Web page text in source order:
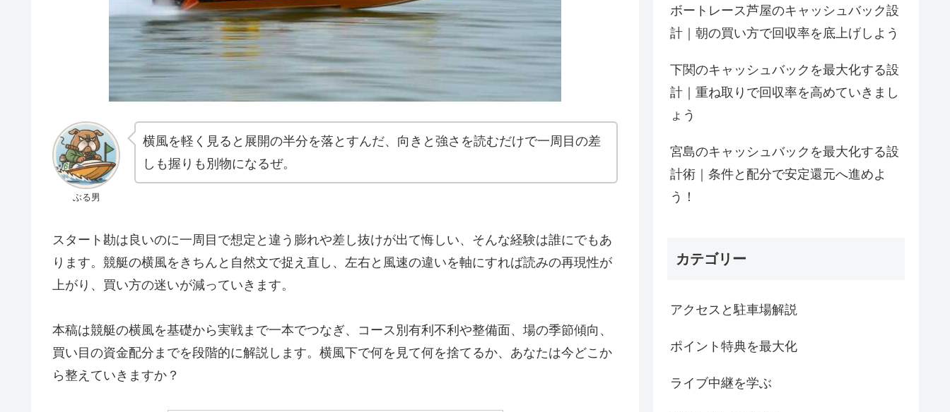
ぶる男
横風を軽く見ると展開の半分を落とすんだ、向きと強さを読むだけで一周目の差
しも握りも別物になるぜ。
スタート勘は良いのに一周目で想定と違う膨れや差し抜けが出て悔しい、そんな経験は誰にでもあ
ります。競艇の横風をきちんと自然文で捉え直し、左右と風速の違いを軸にすれば読みの再現性が
上がり、買い方の迷いが減っていきます。
本稿は競艇の横風を基礎から実戦まで一本でつなぎ、コース別有利不利や整備面、場の季節傾向、
買い目の資金配分までを段階的に解説します。横風下で何を見て何を捨てるか、あなたは今どこか
ら整えていきますか？
ボートレース芦屋のキャッシュバック設
計｜朝の買い方で回収率を底上げしよう
下関のキャッシュバックを最大化する設
計｜重ね取りで回収率を高めていきまし
ょう
宮島のキャッシュバックを最大化する設
計術｜条件と配分で安定還元へ進めよ
う！
カテゴリー
アクセスと駐車場解説
ポイント特典を最大化
ライブ中継を学ぶ